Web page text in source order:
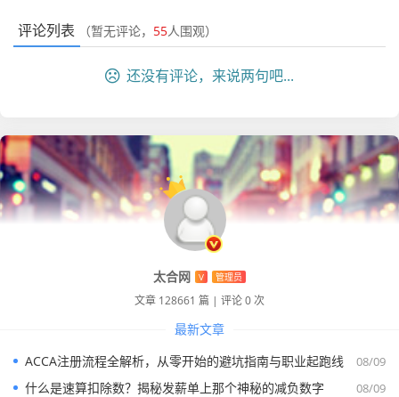
小刘当时就松了一口气,老板也夸她反应快，你看，掌握工具
真的很重要，关键时刻能救命。
全国增值税发票查验平台（最权威）
如果你对山西本地的查询结果存疑,或者发票是跨省开具的，
那么一定要用国家税务总局的全国查验平台（https://inv-ve
这里查不到，那发票绝对有问题。
评论列表 （暂无评论， 55人围观）
还没有评论，来说两句吧...
太合网 V 管理员
文章 128661 篇 | 评论 0 次
最新文章
08/09
ACCA注册流程全解析，从零开始的避坑指南与职业起跑线
08/09
什么是速算扣除数？揭秘发薪单上那个神秘的减负数字